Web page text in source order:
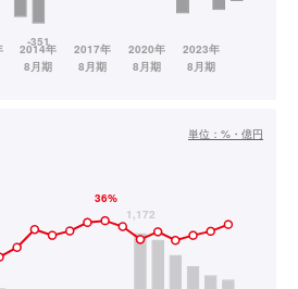
単位： %・億円